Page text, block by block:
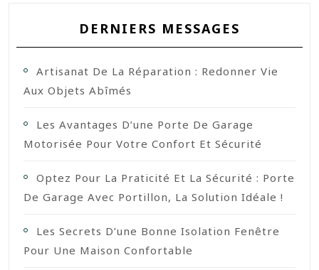
DERNIERS MESSAGES
Artisanat De La Réparation : Redonner Vie
Aux Objets Abîmés
Les Avantages D’une Porte De Garage
Motorisée Pour Votre Confort Et Sécurité
Optez Pour La Praticité Et La Sécurité : Porte
De Garage Avec Portillon, La Solution Idéale !
Les Secrets D’une Bonne Isolation Fenêtre
Pour Une Maison Confortable